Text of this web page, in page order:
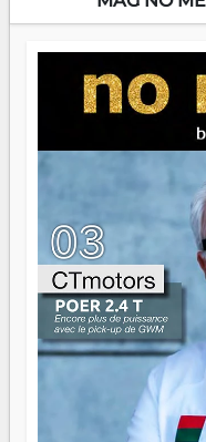
Prix RFI
jeunes qui tiennent
s'arrêter là, applaudir
serait passer à côté
brûle fort — et
direction peut éclairer
là que les aînés
gouvernail, mais pour
ont la force, les vieux
n'est pas un combat
d'équipage. Partagez
Surtout vos échecs,
n'importe quel
Il faut juste s'assurer
même sens.